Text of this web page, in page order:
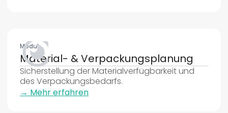
Modul
Material- & Verpackungsplanung
Sicherstellung der Materialverfügbarkeit und
des Verpackungsbedarfs.
→ Mehr erfahren